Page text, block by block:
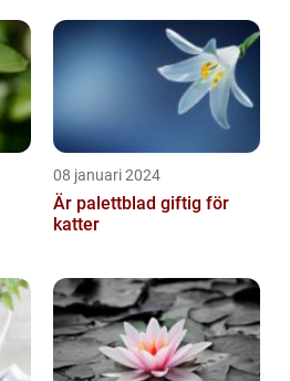
08 januari 2024
Är palettblad giftig för
katter